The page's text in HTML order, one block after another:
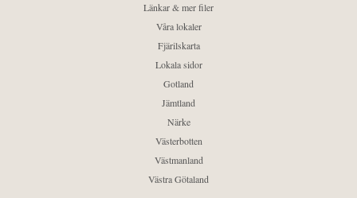
Länkar & mer filer
Våra lokaler
Fjärilskarta
Lokala sidor
Gotland
Jämtland
Närke
Västerbotten
Västmanland
Västra Götaland